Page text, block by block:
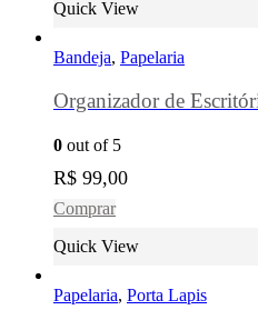
Quick View
Bandeja, Papelaria
Organizador de
0 out of 5
R$ 99,00
Comprar
Quick View
Papelaria, Porta Lapis